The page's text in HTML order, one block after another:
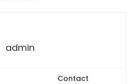
admin
Contact